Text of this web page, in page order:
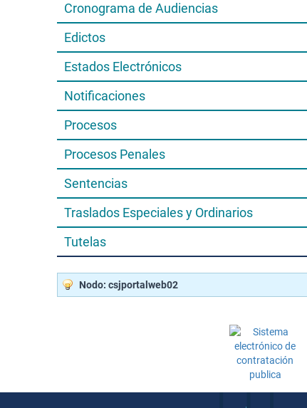
Cronograma de Audiencias
Edictos
Estados Electrónicos
Notificaciones
Procesos
Procesos Penales
Sentencias
Traslados Especiales y Ordinarios
Tutelas
Nodo: csjportalweb02